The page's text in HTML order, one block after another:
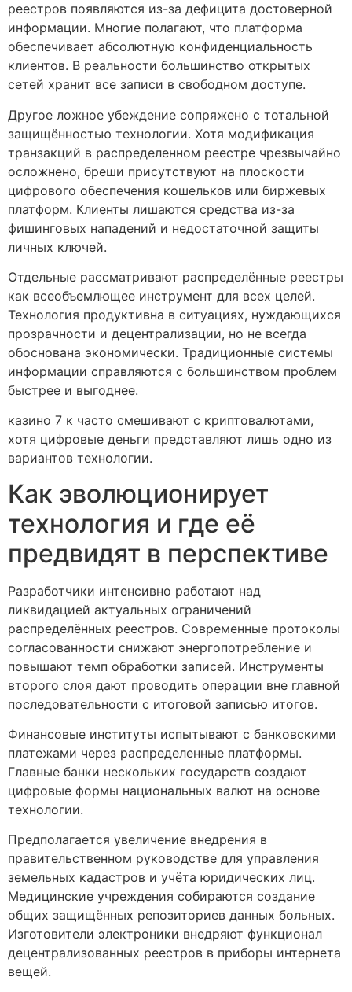
реестров появляются из-за дефицита достоверной
информации. Многие полагают, что платформа
обеспечивает абсолютную конфиденциальность
клиентов. В реальности большинство открытых
сетей хранит все записи в свободном доступе.
Другое ложное убеждение сопряжено с тотальной
защищённостью технологии. Хотя модификация
транзакций в распределенном реестре чрезвычайно
осложнено, бреши присутствуют на плоскости
цифрового обеспечения кошельков или биржевых
платформ. Клиенты лишаются средства из-за
фишинговых нападений и недостаточной защиты
личных ключей.
Отдельные рассматривают распределённые реестры
как всеобъемлющее инструмент для всех целей.
Технология продуктивна в ситуациях, нуждающихся
прозрачности и децентрализации, но не всегда
обоснована экономически. Традиционные системы
информации справляются с большинством проблем
быстрее и выгоднее.
казино 7 к часто смешивают с криптовалютами,
хотя цифровые деньги представляют лишь одно из
вариантов технологии.
Как эволюционирует
технология и где её
предвидят в перспективе
Разработчики интенсивно работают над
ликвидацией актуальных ограничений
распределённых реестров. Современные протоколы
согласованности снижают энергопотребление и
повышают темп обработки записей. Инструменты
второго слоя дают проводить операции вне главной
последовательности с итоговой записью итогов.
Финансовые институты испытывают с банковскими
платежами через распределенные платформы.
Главные банки нескольких государств создают
цифровые формы национальных валют на основе
технологии.
Предполагается увеличение внедрения в
правительственном руководстве для управления
земельных кадастров и учёта юридических лиц.
Медицинские учреждения собираются создание
общих защищённых репозиториев данных больных.
Изготовители электроники внедряют функционал
децентрализованных реестров в приборы интернета
вещей.